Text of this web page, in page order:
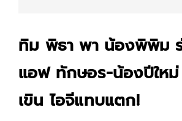
ทิม พิธา พา น้องพิพิม
แอฟ ทักษอร-น้องปีใหม่
เขิน ไอจีแทบแตก!